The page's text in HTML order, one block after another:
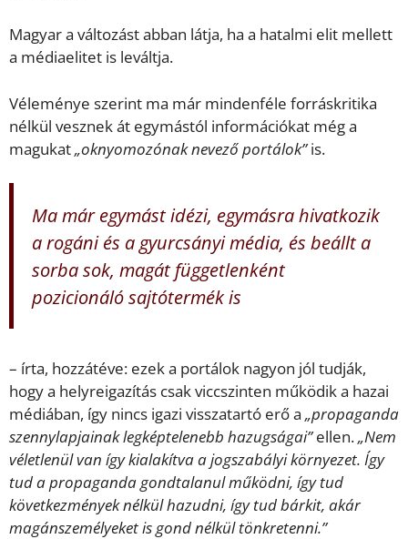
Magyar a változást abban látja, ha a hatalmi elit mellett
a médiaelitet is leváltja.
Véleménye szerint ma már mindenféle forráskritika
nélkül vesznek át egymástól információkat még a
magukat„oknyomozónak nevező portálok”is.
Ma már egymást idézi, egymásra hivatkozik
a rogáni és a gyurcsányi média, és beállt a
sorba sok, magát függetlenként
pozicionáló sajtótermék is
– írta, hozzátéve: ezek a portálok nagyon jól tudják,
hogy a helyreigazítás csak viccszinten működik a hazai
médiában, így nincs igazi visszatartó erő a „propaganda
szennylapjainak legképtelenebb hazugságai”ellen.„Nem
véletlenül van így kialakítva a jogszabályi környezet. Így
tud a propaganda gondtalanul működni, így tud
következmények nélkül hazudni, így tud bárkit, akár
magánszemélyeket is gond nélkül tönkretenni.”